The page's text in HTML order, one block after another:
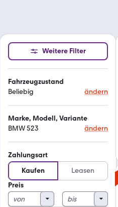
Weitere Filter
Fahrzeugzustand
Beliebig
ändern
Marke, Modell, Variante
BMW 523
ändern
Zahlungsart
Kaufen
Leasen
Preis